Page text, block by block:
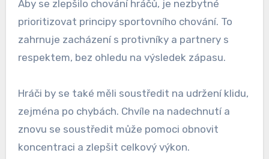
Aby se zlepšilo chování hráčů, je nezbytné
prioritizovat principy sportovního chování. To
zahrnuje zacházení s protivníky a partnery s
respektem, bez ohledu na výsledek zápasu.
Hráči by se také měli soustředit na udržení klidu,
zejména po chybách. Chvíle na nadechnutí a
znovu se soustředit může pomoci obnovit
koncentraci a zlepšit celkový výkon.